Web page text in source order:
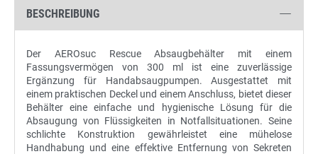
BESCHREIBUNG
Der AEROsuc Rescue Absaugbehälter mit einem
Fassungsvermögen von 300 ml ist eine zuverlässige
Ergänzung für Handabsaugpumpen. Ausgestattet mit
einem praktischen Deckel und einem Anschluss, bietet dieser
Behälter eine einfache und hygienische Lösung für die
Absaugung von Flüssigkeiten in Notfallsituationen. Seine
schlichte Konstruktion gewährleistet eine mühelose
Handhabung und eine effektive Entfernung von Sekreten